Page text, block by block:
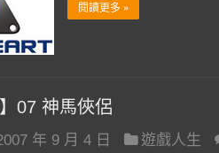
閱讀更多 »
07 神馬俠侶
年 9 月 4 日 遊戲人生